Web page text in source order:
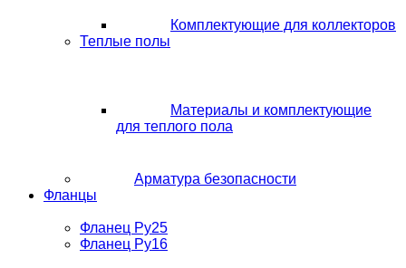
Комплектующие для коллекторов
Теплые полы
Материалы и комплектующие
для теплого пола
Арматура безопасности
Фланцы
Фланец Ру25
Фланец Ру16